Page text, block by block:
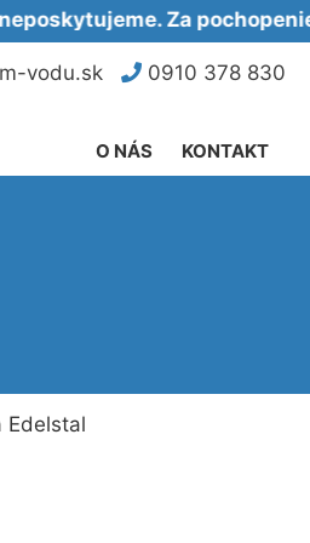
Za pochopenie
vodu.sk 0910 378 830
KONTAKT
O NÁS